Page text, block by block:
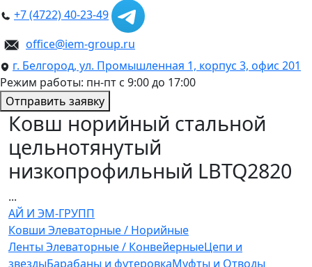
+7 (4722) 40-23-49
office@iem-group.ru
г. Белгород, ул. Промышленная 1, корпус 3, офис 201
Режим работы: пн-пт с 9:00 до 17:00
Отправить заявку
Ковш норийный стальной
цельнотянутый
низкопрофильный LBTQ2820
...
АЙ И ЭМ-ГРУПП
Ковши Элеваторные / Норийные
Ленты Элеваторные / КонвейерныеЦепи и
звездыБарабаны и футеровкаМуфты и Отводы